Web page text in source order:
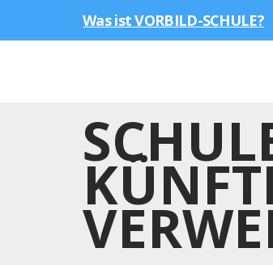
Was ist VORBILD-SCHULE?